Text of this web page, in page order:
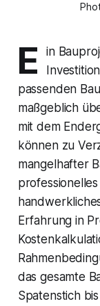
E
in
passenden
maßgeblich
mit dem
können zu
mangelhafter
Erfahrung in
das gesamte
Spatenstich